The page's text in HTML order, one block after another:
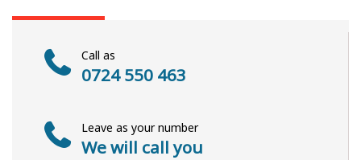
Call as
0724 550 463
Leave as your number
We will call you